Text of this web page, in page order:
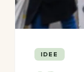
IDEE